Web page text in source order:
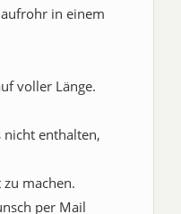
in einem
voller Länge.
nicht enthalten,
machen.
per Mail